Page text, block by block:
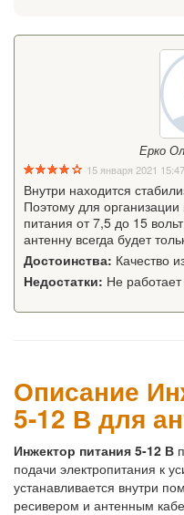
Ерко
15 января 2021 15:47
Внутри находится
Поэтому для
питания от 7,5 до 15
антенну всегда будет
Достоинства: Качество
Недостатки: Не
Описание
5-12 В для
Инжектор питания 5-12 В
подачи электропитания к
устанавливается внутри
ресивером и антенным